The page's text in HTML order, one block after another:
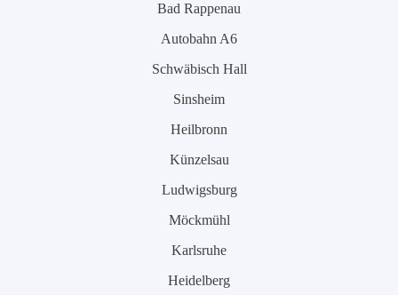
Bad Rappenau
Autobahn A6
Schwäbisch Hall
Sinsheim
Heilbronn
Künzelsau
Ludwigsburg
Möckmühl
Karlsruhe
Heidelberg